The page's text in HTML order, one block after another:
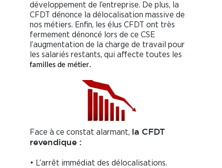
développement de l’entreprise. De plus, la
CFDT dénonce la délocalisation massive de
nos métiers. Enfin, les élus CFDT ont très
fermement dénoncé lors de ce CSE
l’augmentation de la charge de travail pour
les salariés restants, qui affecte toutes les
familles de métier.
Face à ce constat alarmant,
la CFDT
revendique :
• L’arrêt immédiat des délocalisations.